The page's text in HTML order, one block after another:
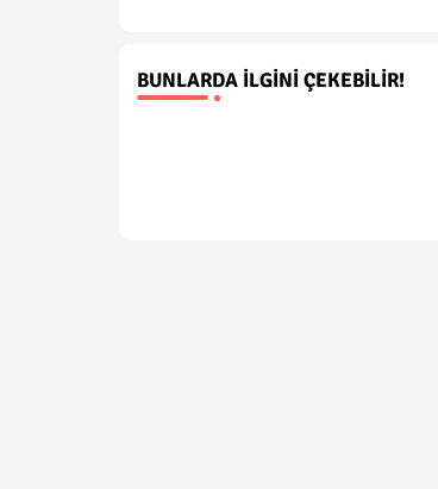
BUNLARDA İLGINI ÇEKEBILIR!